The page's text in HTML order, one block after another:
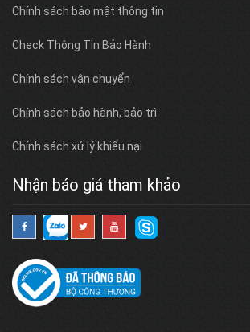
Chính sách bảo mật thông tin
Check Thông Tin Bảo Hành
Chính sách vận chuyển
Chính sách bảo hành, bảo trì
Chính sách xử lý khiếu nại
Nhận báo giá tham khảo